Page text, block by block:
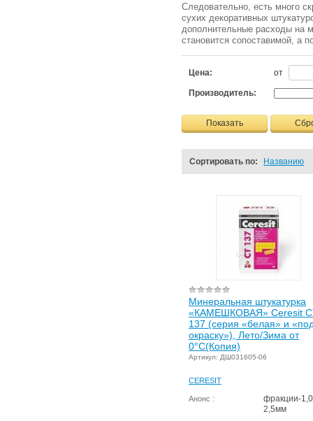
Следовательно, есть много
сухих декоративных
дополнительные расходы на
становится сопоставимой, а
Цена: от
Производитель:
Показать
Сортировать по: Названию
Минеральная штукатурка
«КАМЕШКОВАЯ» Ceresit
137 (серия «белая» и
окраску»), Лето/Зима от
0°C(Копия)
Артикул: ДШ031605-06
CERESIT
Анонс :
фракции-
2,5мм